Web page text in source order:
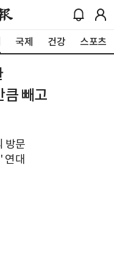
국제 건강 스포츠
빼고
방문
연대